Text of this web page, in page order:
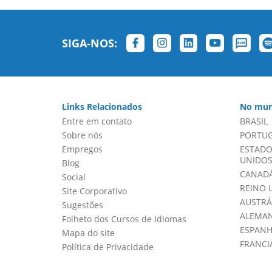
SIGA-NOS:
Links Relacionados
Entre em contato
Sobre nós
Empregos
Blog
Social
Site Corporativo
Sugestões
Folheto dos Cursos de Idiomas
Mapa do site
Política de Privacidade
No
BRASIL
REINO